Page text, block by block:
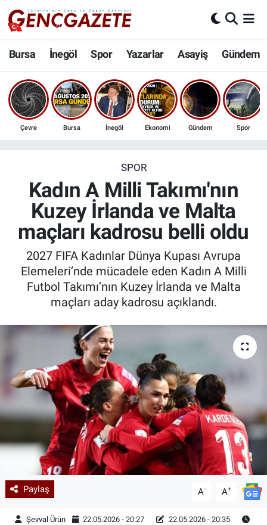
Bursa İnegöl Spor Yazarlar Asayiş Gündem
Çevre Bursa İnegöl Ekonomi Gündem Spor
SPOR
Kadın A Milli Takımı'nın
Kuzey İrlanda ve Malta
maçları kadrosu belli oldu
2027 FIFA Kadınlar Dünya Kupası Avrupa
Elemeleri’nde mücadele eden Kadın A Milli
Futbol Takımı’nın Kuzey İrlanda ve Malta
maçları aday kadrosu açıklandı.
Paylaş A- A+
Şevval Ürün 22.05.2026 - 20:27
22.05.2026 - 20:35
Bursa
İnegöl
3.SAYFA
Ekonomi
Güncel
İnanç
Kadın & Aile
Siyaset
Teknoloji
Yazarlar
Astroloji-Rüya
Nöbetçi Eczaneler
Hava Durumu
Trafik Durumu
Son Dakika Haberleri
Haber Arşivi